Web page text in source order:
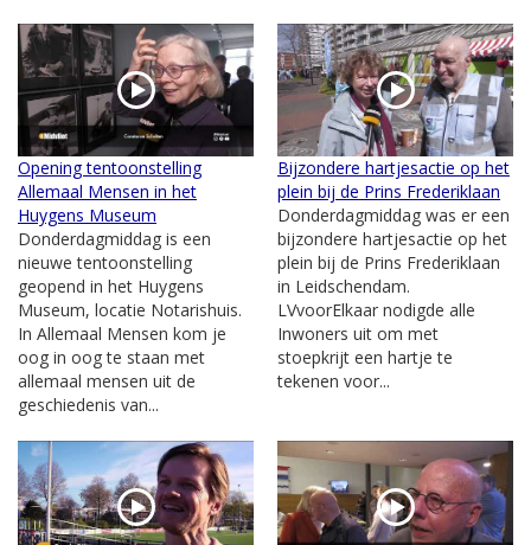
Opening tentoonstelling
Allemaal Mensen in het
Huygens Museum
Donderdagmiddag is een
nieuwe tentoonstelling
geopend in het Huygens
Museum, locatie Notarishuis.
In Allemaal Mensen kom je
oog in oog te staan met
allemaal mensen uit de
geschiedenis van...
Bijzondere hartjesactie op het
plein bij de Prins Frederiklaan
Donderdagmiddag was er een
bijzondere hartjesactie op het
plein bij de Prins Frederiklaan
in Leidschendam.
LVvoorElkaar nodigde alle
Inwoners uit om met
stoepkrijt een hartje te
tekenen voor...